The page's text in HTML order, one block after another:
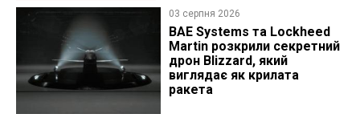
03 серпня 2026
BAE Systems та Lockheed
Martin розкрили секретний
дрон Blizzard, який
виглядає як крилата
ракета